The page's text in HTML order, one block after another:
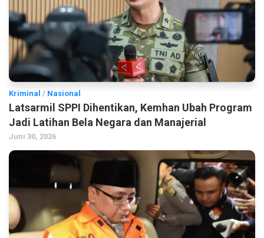
Kriminal / Nasional
Latsarmil SPPI Dihentikan, Kemhan Ubah Program
Jadi Latihan Bela Negara dan Manajerial
Juni 30, 2026